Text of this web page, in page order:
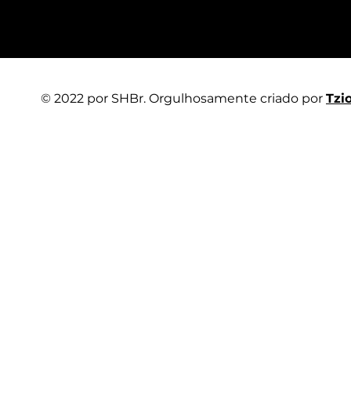
© 2022 por SHBr. Orgulhosamente criado por